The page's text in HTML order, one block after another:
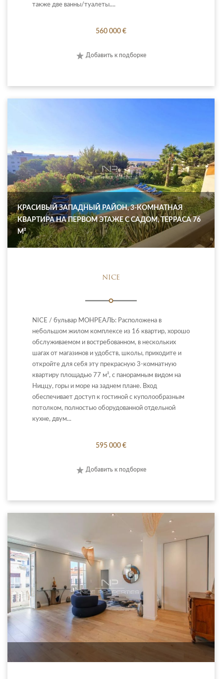
также две ванны/туалеты....
560 000 €
Добавить к подборке
КРАСИВЫЙ ЗАПАДНЫЙ РАЙОН, 3-КОМНАТНАЯ
КВАРТИРА НА ПЕРВОМ ЭТАЖЕ С САДОМ, ТЕРРАСА 76
М²
NICE
NICE / бульвар МОНРЕАЛЬ: Расположена в
небольшом жилом комплексе из 16 квартир, хорошо
обслуживаемом и востребованном, в нескольких
шагах от магазинов и удобств, школы, приходите и
откройте для себя эту прекрасную 3-комнатную
квартиру площадью 77 м², с панорамным видом на
Ниццу, горы и море на заднем плане. Вход
обеспечивает доступ к гостиной с куполообразным
потолком, полностью оборудованной отдельной
кухне, двум...
595 000 €
Добавить к подборке